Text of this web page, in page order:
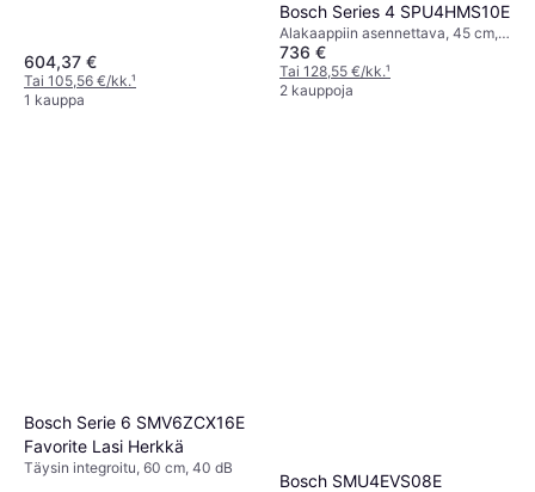
604,37 €
Tai 105,56 €/kk.¹
1 kauppa
Bosch Series 4 SPU4HMS10E
Alakaappiin asennettava, 45 cm,
44 dB
736 €
Tai 128,55 €/kk.¹
2 kauppoja
Bosch Serie 6 SMV6ZCX16E
Favorite Lasi Herkkä
Täysin integroitu, 60 cm, 40 dB
Bosch SMU4EVS08E